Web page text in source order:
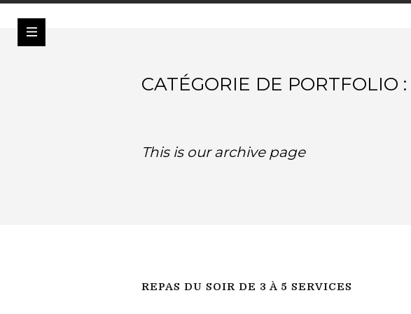
CATÉGORIE DE PORTFOLIO :
This is our archive page
REPAS DU SOIR DE 3 À 5 SERVICES